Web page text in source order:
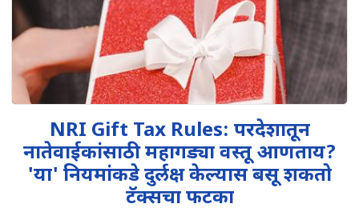
NRI Gift Tax Rules: परदेशातून
नातेवाईकांसाठी महागड्या वस्तू आणताय?
'या' नियमांकडे दुर्लक्ष केल्यास बसू शकतो
टॅक्सचा फटका